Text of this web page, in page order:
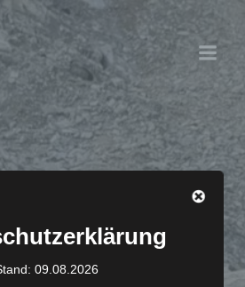
Zum
Inhalt
springen
09.08.2026